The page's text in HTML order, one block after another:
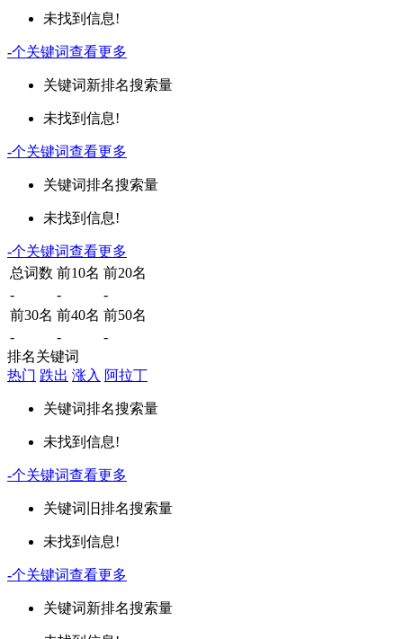
未找到信息!
-个关键词查看更多
关键词新排名搜索量
未找到信息!
-个关键词查看更多
关键词排名搜索量
未找到信息!
-个关键词查看更多
总词数 前10名 前20名
-
-
-
前30名 前40名 前50名
-
-
-
排名关键词
热门 跌出 涨入 阿拉丁
关键词排名搜索量
未找到信息!
-个关键词查看更多
关键词 旧排名搜索量
未找到信息!
-个关键词查看更多
关键词新排名搜索量